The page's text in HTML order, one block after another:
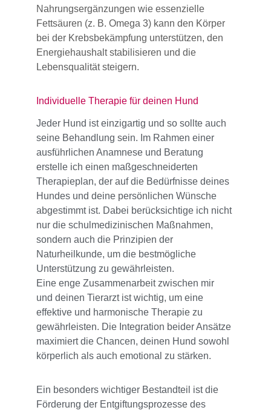
Nahrungsergänzungen wie essenzielle
Fettsäuren (z. B. Omega 3) kann den Körper
bei der Krebsbekämpfung unterstützen, den
Energiehaushalt stabilisieren und die
Lebensqualität steigern.
Individuelle Therapie für deinen Hund
Jeder Hund ist einzigartig und so sollte auch
seine Behandlung sein. Im Rahmen einer
ausführlichen Anamnese und Beratung
erstelle ich einen maßgeschneiderten
Therapieplan, der auf die Bedürfnisse deines
Hundes und deine persönlichen Wünsche
abgestimmt ist. Dabei berücksichtige ich nicht
nur die schulmedizinischen Maßnahmen,
sondern auch die Prinzipien der
Naturheilkunde, um die bestmögliche
Unterstützung zu gewährleisten.
Eine enge Zusammenarbeit zwischen mir
und deinen Tierarzt ist wichtig, um eine
effektive und harmonische Therapie zu
gewährleisten. Die Integration beider Ansätze
maximiert die Chancen, deinen Hund sowohl
körperlich als auch emotional zu stärken.
Ein besonders wichtiger Bestandteil ist die
Förderung der Entgiftungsprozesse des